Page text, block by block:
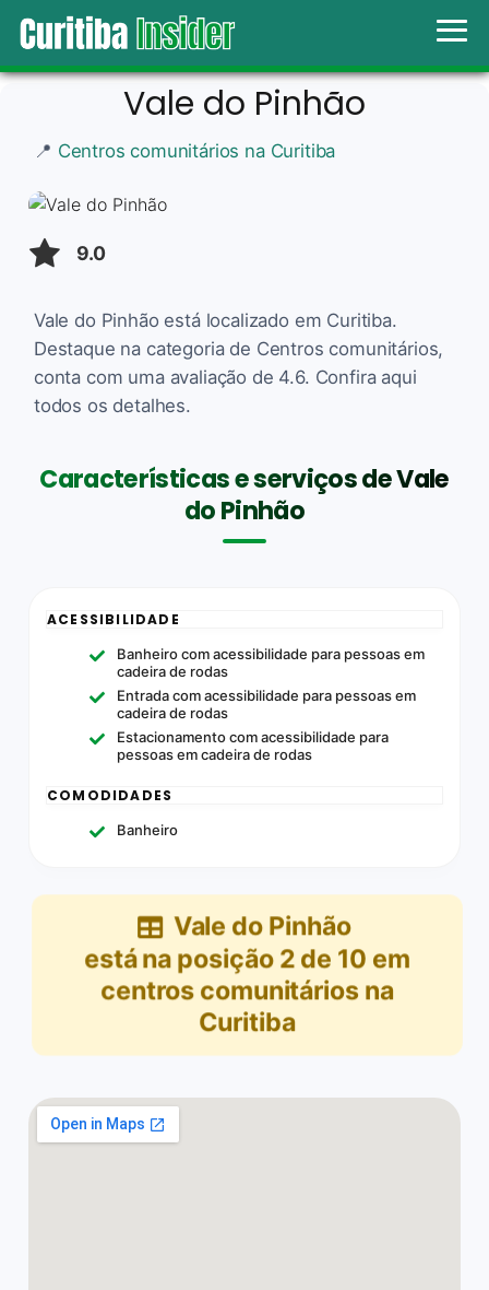
Vale do Pinhão
📍 Centros comunitários na Curitiba
9.0
Vale do Pinhão está localizado em Curitiba.
Destaque na categoria de Centros comunitários,
conta com uma avaliação de 4.6. Confira aqui
todos os detalhes.
Características e serviços de Vale
do Pinhão
ACESSIBILIDADE
Banheiro com acessibilidade para pessoas em
cadeira de rodas
Entrada com acessibilidade para pessoas em
cadeira de rodas
Estacionamento com acessibilidade para
pessoas em cadeira de rodas
COMODIDADES
Banheiro
Vale do Pinhão
está na posição 2 de 10 em
centros comunitários na
Curitiba